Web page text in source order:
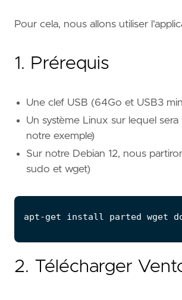
Pour cela, nous allons utiliser
1. Prérequis
Une clef USB (64Go et USB3
Un système Linux sur lequel
notre exemple)
Sur notre Debian 12, nous
sudo et wget)
2. Télécharger